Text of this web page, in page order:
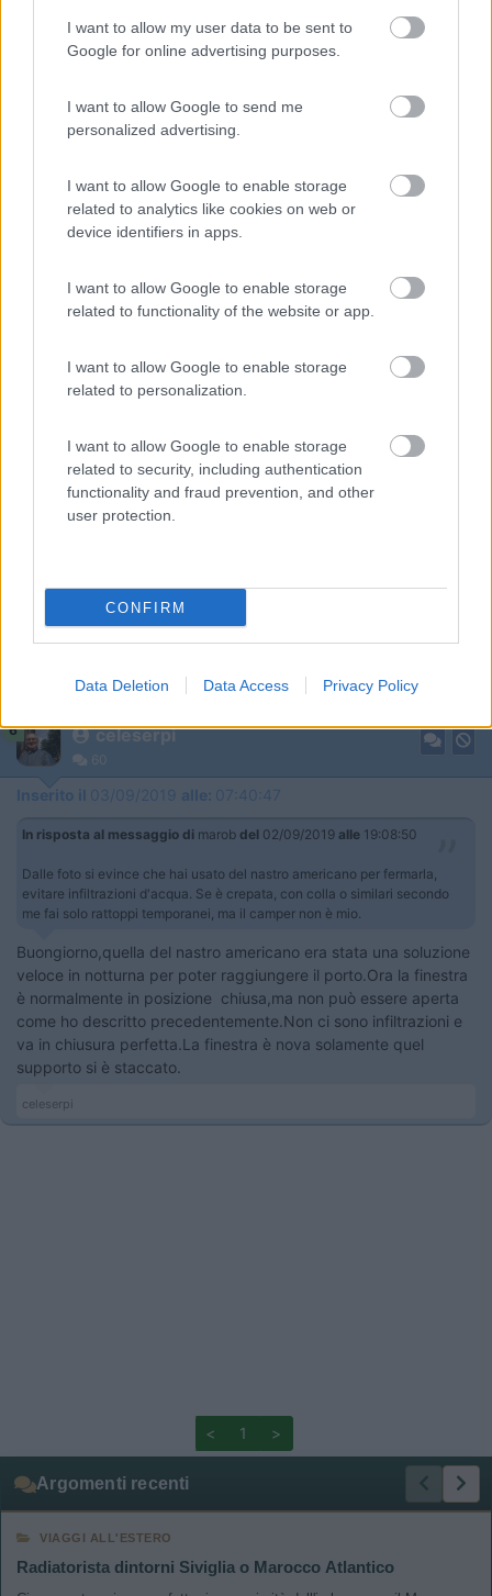
I want to allow my user data to be sent to
Google for online advertising purposes.
I want to allow Google to send me
personalized advertising.
I want to allow Google to enable storage
related to analytics like cookies on web or
device identifiers in apps.
I want to allow Google to enable storage
related to functionality of the website or app.
I want to allow Google to enable storage
related to personalization.
I want to allow Google to enable storage
related to security, including authentication
functionality and fraud prevention, and other
user protection.
CONFIRM
Data Deletion Data Access Privacy Policy
60
Inserito il02/09/2019 alle:18:34:58
18:17:00
Io la prenderei nuova. Prova ad immaginare se malauguratamente ti si
Non sono in grado di descrivere il funzionamento preciso,ma la
finestra in chiusura è perfetta,il problema si pone quando si
apre oltre la metà dove si stacca la parte superiore.
2521
In risposta al messaggio diceleserpidel02/09/2019 18:34:58
Non sono in grado di descrivere il funzionamento preciso,ma la finestra in
chiusura è perfetta,il problema si pone quando si apre oltre la metà dove
si stacca la parte superiore. Spero di aver descritto il movimento della
Dalle foto si evince che hai usato del nastro americano per
fermarla, evitare infiltrazioni d'acqua. Se è crepata, con colla o
similari secondo me fai solo rattoppi temporanei, ma il camper
Restate sani
6 celeserpi
60
Inserito il 03/09/2019 alle: 07:40:47
In risposta al messaggio di marob del 02/09/2019 alle 19:08:50
Dalle foto si evince che hai usato del nastro americano per fermarla,
evitare infiltrazioni d'acqua. Se è crepata, con colla o similari secondo
me fai solo rattoppi temporanei, ma il camper non è mio.
Buongiorno,quella del nastro americano era stata una soluzione
veloce in notturna per poter raggiungere il porto.Ora la finestra
è normalmente in posizione chiusa,ma non può essere aperta
come ho descritto precedentemente.Non ci sono infiltrazioni e
va in chiusura perfetta.La finestra è nova solamente quel
supporto si è staccato.
celeserpi
< 1 >
Argomenti recenti
VIAGGI ALL'ESTERO
Radiatorista dintorni Siviglia o Marocco Atlantico